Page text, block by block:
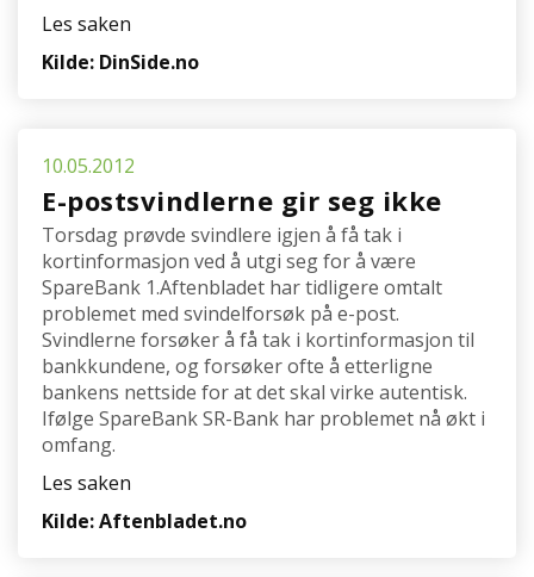
Les saken
Kilde: DinSide.no
10.05.2012
E-postsvindlerne gir seg ikke
Torsdag prøvde svindlere igjen å få tak i
kortinformasjon ved å utgi seg for å være
SpareBank 1.Aftenbladet har tidligere omtalt
problemet med svindelforsøk på e-post.
Svindlerne forsøker å få tak i kortinformasjon til
bankkundene, og forsøker ofte å etterligne
bankens nettside for at det skal virke autentisk.
Ifølge SpareBank SR-Bank har problemet nå økt i
omfang.
Les saken
Kilde: Aftenbladet.no